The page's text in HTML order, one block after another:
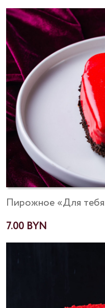
Пирожное «Для
7.00